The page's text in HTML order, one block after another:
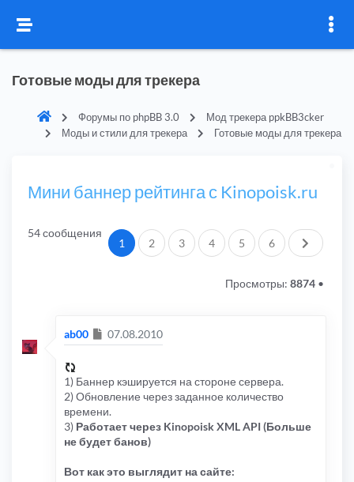
Готовые моды для трекера
Форумы по phpBB 3.0
Мод трекера ppkBB3cker
Моды и стили для трекера
Готовые моды для трекера
Мини баннер рейтинга с Kinopoisk.ru
54 сообщения
1 2 3 4 5 6 След.
Просмотры: 8874 •
ab00 Сообщение
07.08.2010
1) Баннер кэшируется на стороне сервера.
2) Обновление через заданное количество
времени.
3) Работает через Kinopoisk XML API (Больше
не будет банов)
Вот как это выглядит на сайте: